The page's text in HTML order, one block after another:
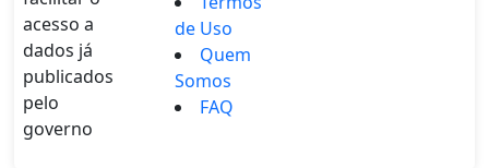
acesso a
dados já
publicados
pelo
governo
de Uso
Quem
Somos
FAQ